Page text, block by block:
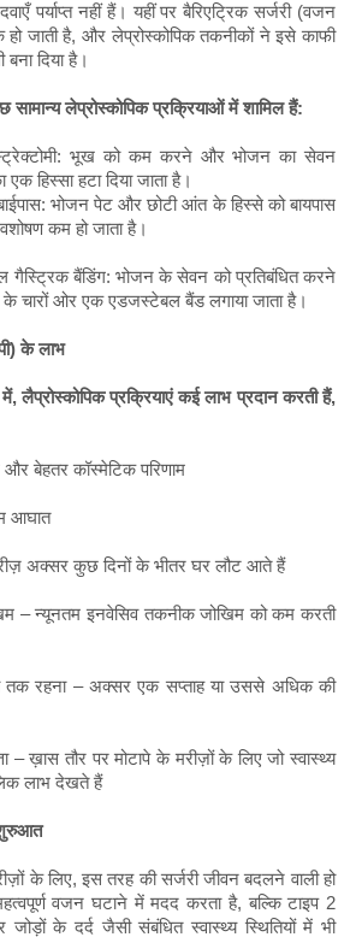
पर्याप्त नहीं हैं। यहीं पर बैरिएट्रिक सर्जरी (वजन
जाती है, और लेप्रोस्कोपिक तकनीकों ने इसे काफी
दिया है।
लेप्रोस्कोपिक प्रक्रियाओं में शामिल हैं:
भूख को कम करने और भोजन का सेवन
हिस्सा हटा दिया जाता है।
भोजन पेट और छोटी आंत के हिस्से को बायपास
कम हो जाता है।
गैस्ट्रिक बैंडिंग: भोजन के सेवन को प्रतिबंधित करने
चारों ओर एक एडजस्टेबल बैंड लगाया जाता है।
के लाभ
में, लैप्रोस्कोपिक प्रक्रियाएं कई लाभ प्रदान करती हैं,
बेहतर कॉस्मेटिक परिणाम
आघात
अक्सर कुछ दिनों के भीतर घर लौट आते हैं
– न्यूनतम इनवेसिव तकनीक जोखिम को कम करती
रहना – अक्सर एक सप्ताह या उससे अधिक की
– ख़ास तौर पर मोटापे के मरीज़ों के लिए जो स्वास्थ्य
लाभ देखते हैं
के लिए, इस तरह की सर्जरी जीवन बदलने वाली हो
वजन घटाने में मदद करता है, बल्कि टाइप 2
के दर्द जैसी संबंधित स्वास्थ्य स्थितियों में भी